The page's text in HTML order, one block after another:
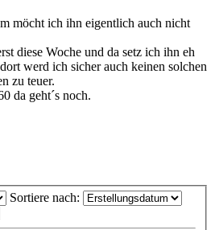
möcht ich ihn eigentlich auch nicht
diese Woche und da setz ich ihn eh
werd ich sicher auch keinen solchen
zu teuer.
da geht´s noch.
Sortiere nach: